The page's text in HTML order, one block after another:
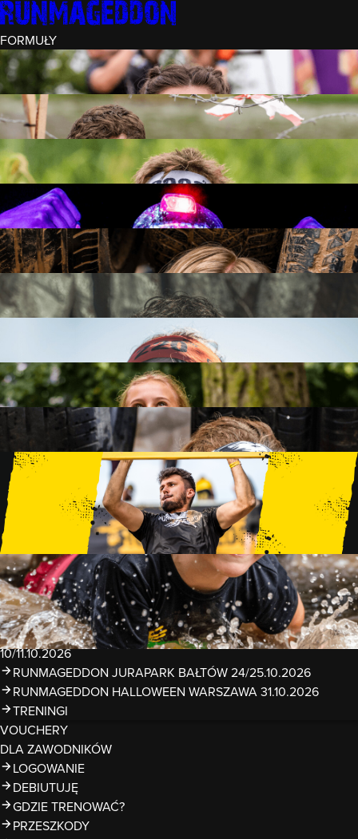
FORMUŁY
INTRO (¼)
15 PRZESZKÓD
3 KM+
REKRUT (½)
30 PRZESZKÓD
6 KM+
RUNMAGEDDON
50 PRZESZKÓD
12 KM+
NOCNY REKRUT (½)
30 PRZESZKÓD
6 KM+
INTRO U-16
15 PRZESZKÓD
3 KM+
RUNMAGEDDON HARDCORE
70 PRZESZKÓD
21 KM+
42 KM+
FAMILY
15 PRZESZKÓD
2 KM+
KIDS
15 PRZESZKÓD
1 KM+
TRENINGI
WYDARZENIA
RUNMAGEDDON LUBLIN ZALEW ZEMBORZYCKI
22/23.08.2026
RUNMAGEDDON ERGO ARENA GDAŃSK/SOPOT
12/13.09.2026
RUNMAGEDDON KIDS: DEMO WARSZAWA 24/26.09.2026
RUNMAGEDDON WROCŁAW KOPALNIA ROLANTOWICE
26/27.09.2026
RUNMAGEDDON WARSZAWA TWIERDZA MODLIN
10/11.10.2026
RUNMAGEDDON JURAPARK BAŁTÓW 24/25.10.2026
RUNMAGEDDON HALLOWEEN WARSZAWA 31.10.2026
TRENINGI
VOUCHERY
DLA ZAWODNIKÓW
LOGOWANIE
DEBIUTUJĘ
GDZIE TRENOWAĆ?
PRZESZKODY